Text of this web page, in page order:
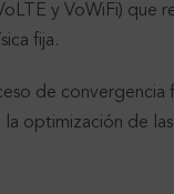
y VoWiFi) que
fija.
de
optimización de